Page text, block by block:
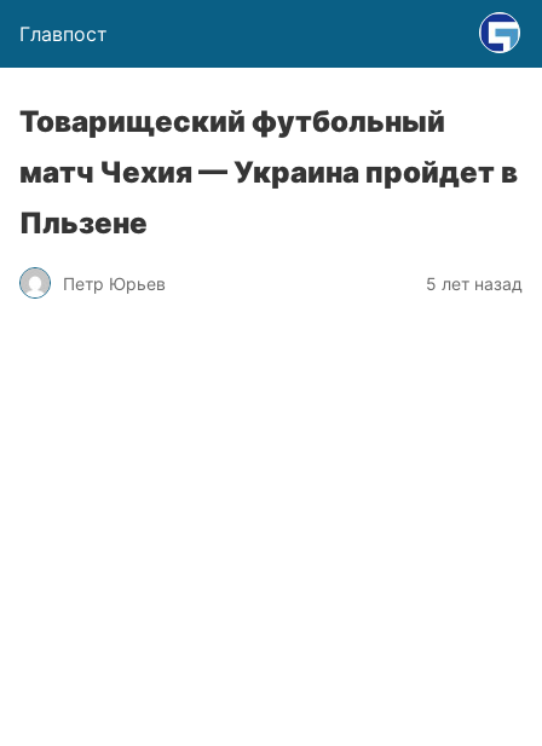
Главпост
Товарищеский футбольный
матч Чехия — Украина пройдет в
Пльзене
Петр Юрьев 5 лет назад